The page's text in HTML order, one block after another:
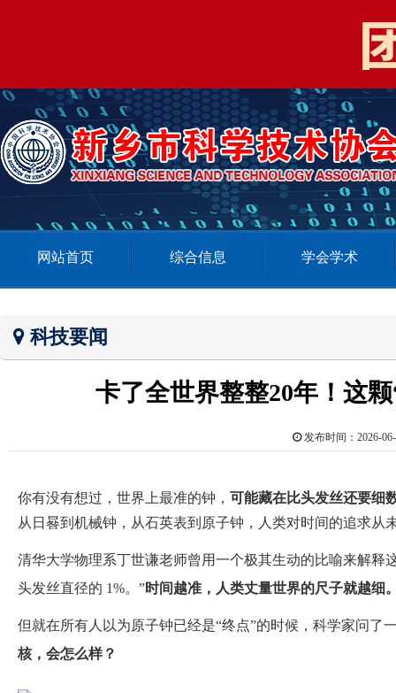
网站首页 综合信息 学会学术
科技要闻
卡了全世界整整20年！这
发布时间：
你有没有想过，世界上最准的钟， 可能藏在比头发丝还要细
从日晷到机械钟，从石英表到原子钟，人类对时间的追求从
清华大学物理系丁世谦老师曾用一个极其生动的比喻来解释
头发丝直径的 1%。”时间越准，人类丈量世界的尺子就越细
但就在所有人以为原子钟已经是“终点”的时候，科学家问
核，会怎么样？